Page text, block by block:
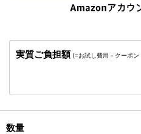
実質ご負担額 (=お試し費用－クーポ
数量